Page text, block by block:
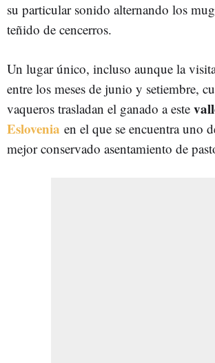
su particular sonido alternando los
teñido de cencerros.
Un lugar único, incluso aunque la
entre los meses de junio y setiembre,
vaqueros trasladan el ganado a este
Eslovenia en el que se encuentra uno
mejor conservado asentamiento de